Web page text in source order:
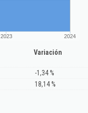
2023 2024
Variación
-1,34 %
18,14 %